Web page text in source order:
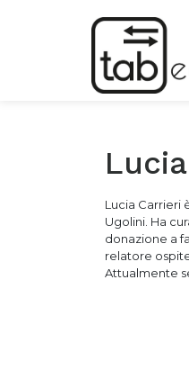
Lucia Carrieri
Ugolini. Ha
donazione a
relatore
Attualmente